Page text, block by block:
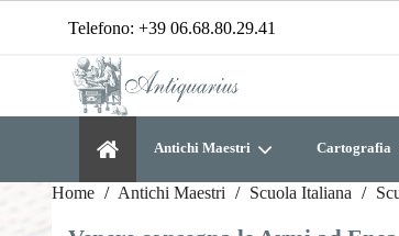
Telefono: +39 06.68.80.29.41
Antichi Maestri Cartografia
Home Antichi Maestri Scuola Italiana